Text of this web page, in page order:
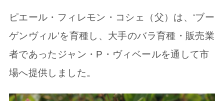
ピエール・フィレモン・コシェ（父）は、‘ブー
ゲンヴィル’を育種し、大手のバラ育種・販売業
者であったジャン・P・ヴィベールを通して市
場へ提供しました。